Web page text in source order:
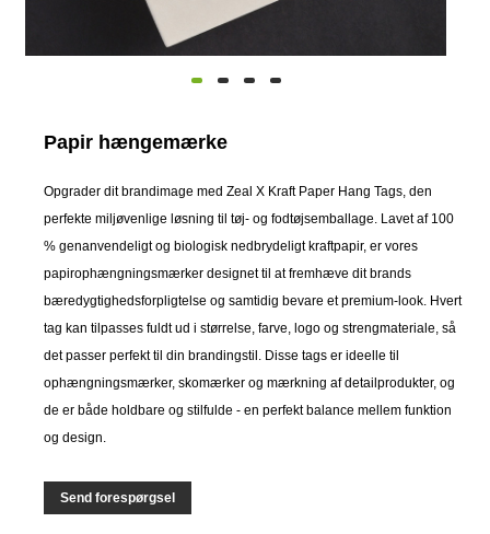
Papir hængemærke
Opgrader dit brandimage med Zeal X Kraft Paper Hang Tags, den
perfekte miljøvenlige løsning til tøj- og fodtøjsemballage. Lavet af 100
% genanvendeligt og biologisk nedbrydeligt kraftpapir, er vores
papirophængningsmærker designet til at fremhæve dit brands
bæredygtighedsforpligtelse og samtidig bevare et premium-look. Hvert
tag kan tilpasses fuldt ud i størrelse, farve, logo og strengmateriale, så
det passer perfekt til din brandingstil. Disse tags er ideelle til
ophængningsmærker, skomærker og mærkning af detailprodukter, og
de er både holdbare og stilfulde - en perfekt balance mellem funktion
og design.
Send forespørgsel